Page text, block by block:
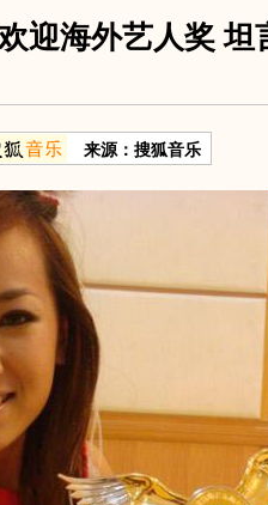
迎海外艺人奖 坦
来源：搜狐音乐